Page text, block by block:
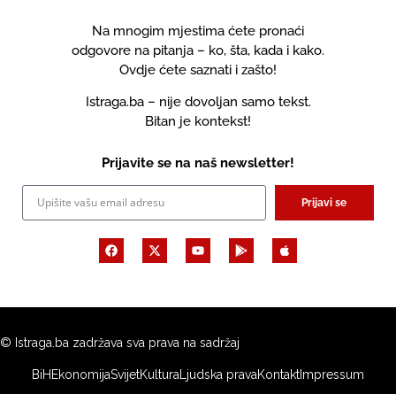
Na mnogim mjestima ćete pronaći
odgovore na pitanja – ko, šta, kada i kako.
Ovdje ćete saznati i zašto!
Istraga.ba – nije dovoljan samo tekst.
Bitan je kontekst!
Prijavite se na naš newsletter!
Prijavi se
© Istraga.ba zadržava sva prava na sadržaj
BiHEkonomijaSvijetKulturaLjudska pravaKontaktImpressum